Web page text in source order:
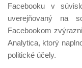
Facebooku v
uverejňovaný na
Facebookom
Analytica, ktorý
politické účely.